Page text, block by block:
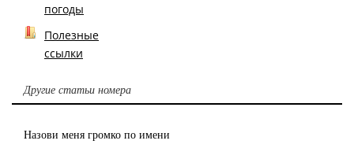
погоды
Полезные
ссылки
Другие статьи номера
Назови меня громко по имени